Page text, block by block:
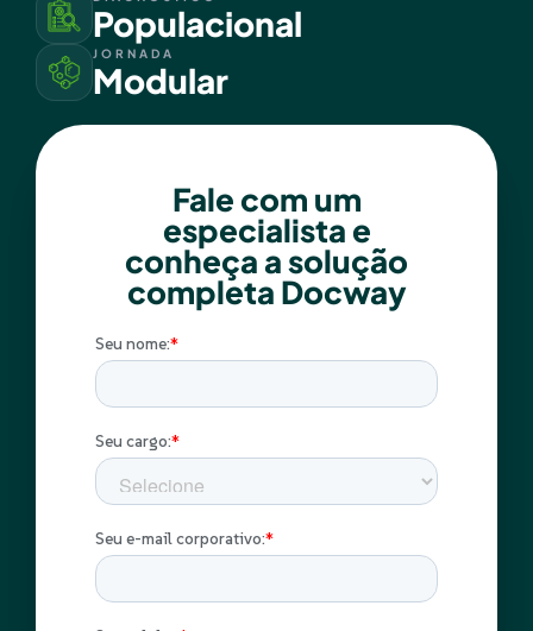
Populacional
JORNADA
Modular
Fale com um
especialista e
conheça a solução
completa Docway